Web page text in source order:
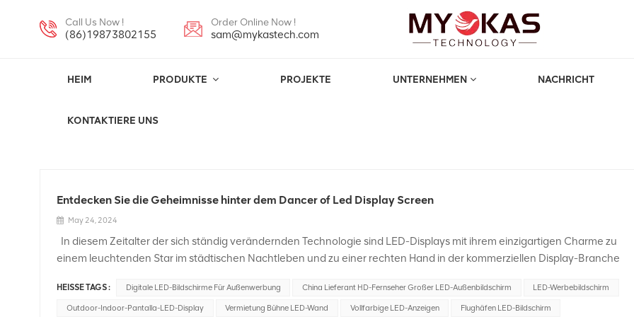
Call Us Now !
(86)19873802155
Order Online Now !
sam@mykastech.com
HEIM PRODUKTE PROJEKTE UNTERNEHMEN NACHRICHT
KONTAKTIERE UNS
LED-Werbebildschirm
Entdecken Sie die Geheimnisse hinter dem Dancer of Led Display Screen
May 24, 2024
In diesem Zeitalter der sich ständig verändernden Technologie sind LED-Displays mit ihrem einzigartigen Charme zu
einem leuchtenden Star im städtischen Nachtleben und zu einer rechten Hand in der kommerziellen Display-Branche
geworden. Also, in diesem Markenfest, welches vollfarbige LED-Anzeige hat Hersteller in China hervorstechen und im
Herzen der Verbraucher zur ersten Wahl werden kann?Lassen Sie uns zunächst eingehend verstehen, wie die LED-
HEISSE TAGS : Digitale LED-Bildschirme Für Außenwerbung China Lieferant HD-Fernseher Großer LED-Außenbildschirm LED-Werbebildschirm
Outdoor-Indoor-Pantalla-LED-Display Vermietung Bühne LED-Wand Vollfarbige LED-Anzeigen Flughäfen LED-Bildschirm